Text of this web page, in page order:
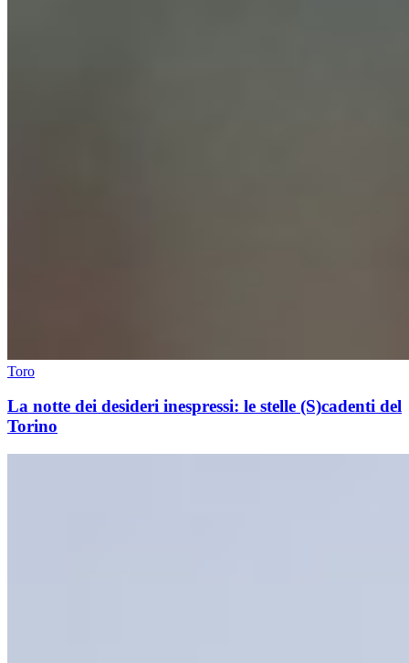
Toro
La notte dei desideri inespressi: le stelle (S)cadenti del
Torino